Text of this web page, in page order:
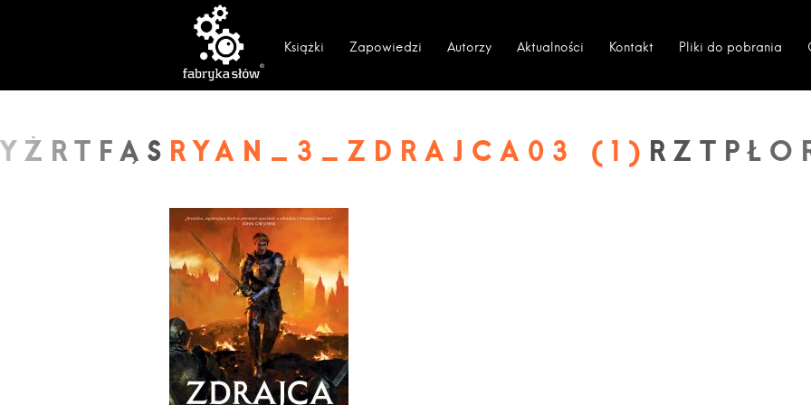
Książki Zapowiedzi Autorzy Aktualności Kontakt Pliki do pobrania
RYAN_3_ZDRAJCA03 (1)